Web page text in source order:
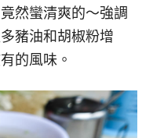
然蠻清爽的～強調
豬油和胡椒粉增
的風味。